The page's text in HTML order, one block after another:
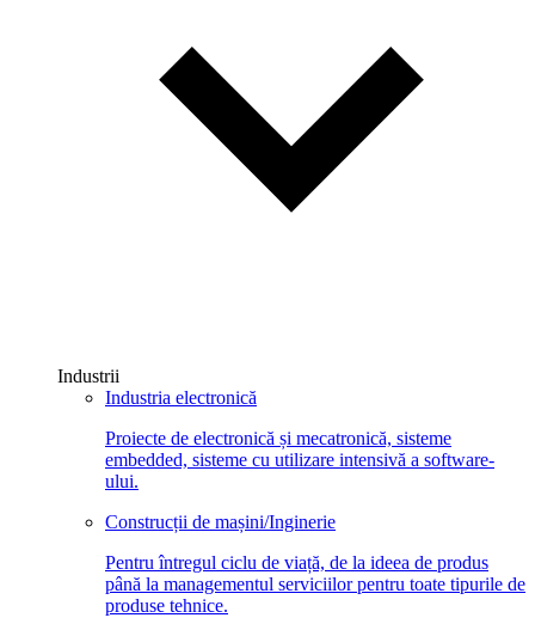
Industrii
Industria electronică
Proiecte de electronică și mecatronică, sisteme
embedded, sisteme cu utilizare intensivă a software-
ului.
Construcții de mașini/Inginerie
Pentru întregul ciclu de viață, de la ideea de produs
până la managementul serviciilor pentru toate tipurile de
produse tehnice.